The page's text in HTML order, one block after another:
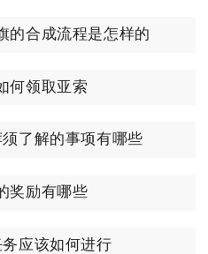
的合成流程是怎样的
何领取亚索
了解的事项有哪些
奖励有哪些
应该如何进行